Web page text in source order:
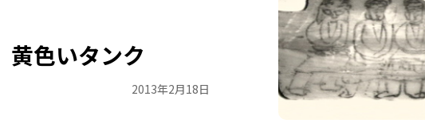
色いタンク
2013年2月18日